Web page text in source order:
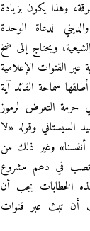
وهذا يكون بزيادة
لدعاة الوحدة
ويحتاج إلى ضخ
القنوات الإعلامية
سماحة القائد آية
حرمة التعرض لرموز
السيستاني وقوله «لا
أنفسنا» وغير ذلك من
تصب في دعم مشروع
الخطابات يجب أن
أن تبث عبر قنوات